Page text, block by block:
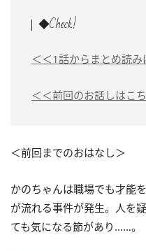
◆Check!
＜＜1話からまとめ読み
＜＜前回のお話しはこ
＜前回までのおはなし＞
かのちゃんは職場でも才能
が流れる事件が発生。人を
ても気になる節があり……。